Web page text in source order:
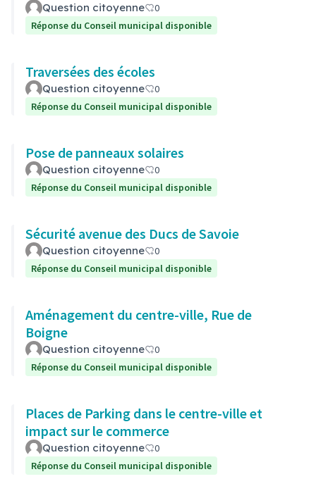
Question citoyenne
0
Réponse du Conseil municipal disponible
Traversées des écoles
Question citoyenne
0
Réponse du Conseil municipal disponible
Pose de panneaux solaires
Question citoyenne
0
Réponse du Conseil municipal disponible
Sécurité avenue des Ducs de Savoie
Question citoyenne
0
Réponse du Conseil municipal disponible
Aménagement du centre-ville, Rue de
Boigne
Question citoyenne
0
Réponse du Conseil municipal disponible
Places de Parking dans le centre-ville et
impact sur le commerce
Question citoyenne
0
Réponse du Conseil municipal disponible